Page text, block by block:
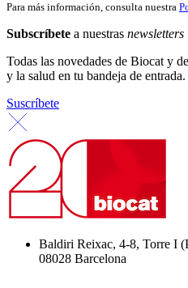
Para más información, consulta nuestra
Subscríbete a nuestras newsletters
Todas las novedades de Biocat y
y la salud en tu bandeja de entrada.
Suscríbete
Baldiri Reixac, 4-8, Torre I
08028 Barcelona